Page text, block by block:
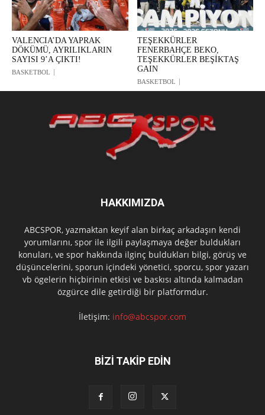
VALENCIA’DA YAPRAK
DÖKÜMÜ, AYRILIKLARIN
SAYISI 9’A ÇIKTI!
BASKETBOL
TEŞEKKÜRLER
FENERBAHÇE BEKO,
TEŞEKKÜRLER BEŞİKTAŞ
GAIN
BASKETBOL
HAKKIMIZDA
ABCSPOR, yazmaktan keyif alan birkaç arkadaşın kendi
yorumlarını, spor ile ilgili paylaşmaya değer buldukları
konuları, ve spor hakkında ilginç buldukları bilgi, görüş ve
düşüncelerini, sporun içindeki yönetici, sporcu, spor yazarı
vb ögelerin hiçbirinin etkisi ve baskısı altında kalmadan
özgürce dile getirdiği bir platformdur.
İletişim: info@abcspor.com
BİZİ TAKİP EDİN